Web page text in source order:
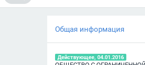
Общая информация
Действующее, 04.01.2016